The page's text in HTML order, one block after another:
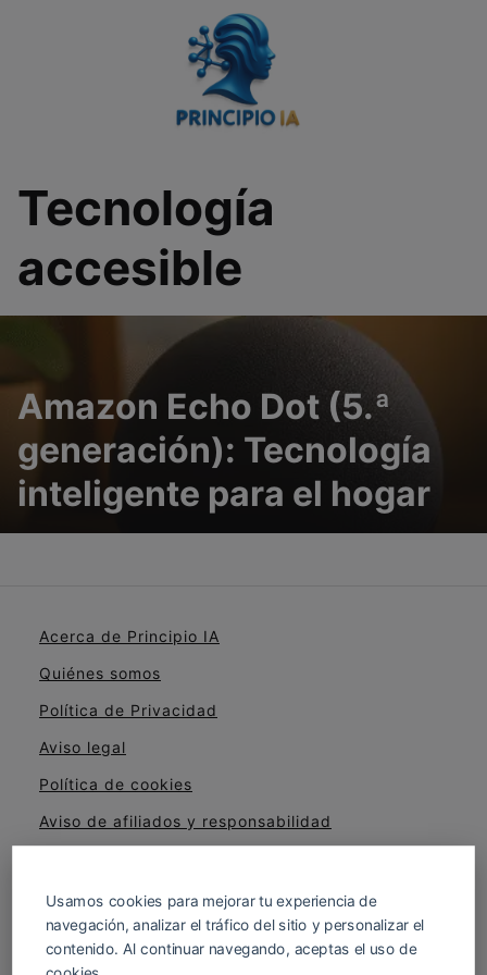
Tecnología
accesible
Amazon Echo Dot (5.ª
generación): Tecnología
inteligente para el hogar
Acerca de Principio IA
Quiénes somos
Política de Privacidad
Aviso legal
Política de cookies
Aviso de afiliados y responsabilidad
Usamos cookies para mejorar tu experiencia de
navegación, analizar el tráfico del sitio y personalizar el
contenido. Al continuar navegando, aceptas el uso de